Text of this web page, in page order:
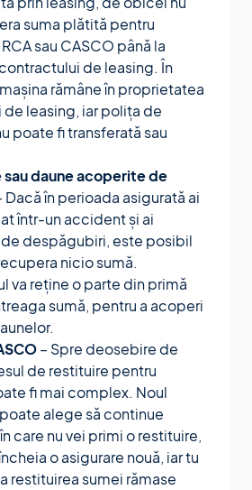
suma plătită pentru
sau CASCO până la
de leasing. În
rămâne în proprietatea
leasing, iar polița de
poate fi transferată sau
daune acoperite de
Dacă în perioada asigurată ai
într-un accident și ai
despăgubiri, este posibil
nicio sumă.
va reține o parte din primă
sumă, pentru a acoperi
– Spre deosebire de
de restituire pentru
fi mai complex. Noul
alege să continue
care nu vei primi o restituire,
o asigurare nouă, iar tu
restituirea sumei rămase